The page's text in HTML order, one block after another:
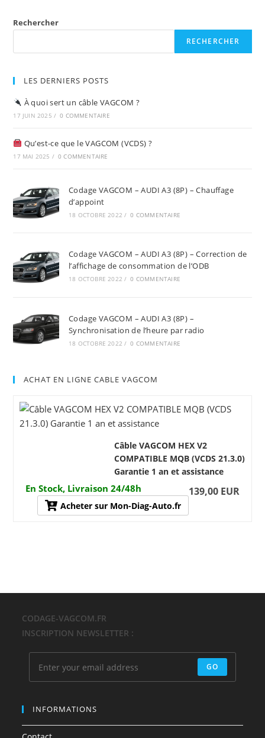
Rechercher
RECHERCHER
LES DERNIERS POSTS
À quoi sert un câble VAGCOM ?
17 JUIN 2025 / 0 COMMENTAIRE
Qu’est-ce que le VAGCOM (VCDS) ?
17 MAI 2025 / 0 COMMENTAIRE
Codage VAGCOM – AUDI A3 (8P) – Chauffage
d’appoint
18 OCTOBRE 2022 / 0 COMMENTAIRE
Codage VAGCOM – AUDI A3 (8P) – Correction de
l’affichage de consommation de l’ODB
18 OCTOBRE 2022 / 0 COMMENTAIRE
Codage VAGCOM – AUDI A3 (8P) –
Synchronisation de l’heure par radio
18 OCTOBRE 2022 / 0 COMMENTAIRE
ACHAT EN LIGNE CABLE VAGCOM
Câble VAGCOM HEX V2
COMPATIBLE MQB (VCDS 21.3.0)
Garantie 1 an et assistance
En Stock, Livraison 24/48h 139,00 EUR
Acheter sur Mon-Diag-Auto.fr
CODAGE-VAGCOM.FR
INSCRIPTION NEWSLETTER :
GO
INFORMATIONS